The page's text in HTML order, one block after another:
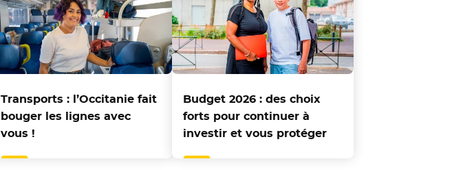
Transports : l’Occitanie fait
bouger les lignes avec
vous !
Budget 2026 : des choix
forts pour continuer à
investir et vous protéger